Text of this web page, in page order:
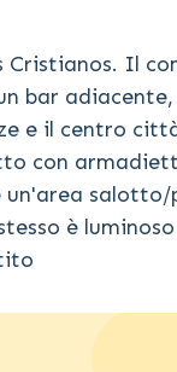
Il
bar
e il centro
con
salotto/
è